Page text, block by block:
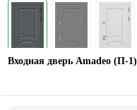
Входная дверь Amadeo (П-1)